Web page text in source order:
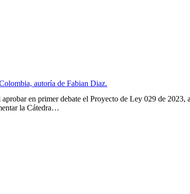
autoría de Fabian Diaz.
en primer debate el Proyecto de Ley 029 de 2023,
la Cátedra…